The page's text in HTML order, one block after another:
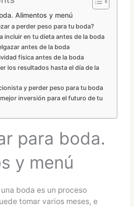
Alimentos y menú
a perder peso para tu boda?
incluir en tu dieta antes de la boda
antes de la boda
física antes de la boda
los resultados hasta el día de la
y perder peso para tu boda
inversión para el futuro de tu
para boda.
y menú
boda es un proceso
tomar varios meses, e